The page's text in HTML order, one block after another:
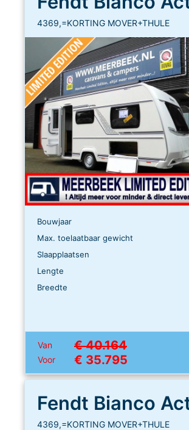
4369,=KORTING MOVER+THULE
Bouwjaar
Max. toelaatbaar gewicht
Slaapplaatsen
Lengte
Breedte
Van € 40.164
Voor € 35.795
4369,=KORTING MOVER+THULE